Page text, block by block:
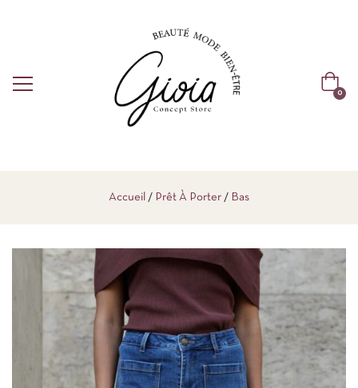
0
Accueil Prêt À Porter Bas